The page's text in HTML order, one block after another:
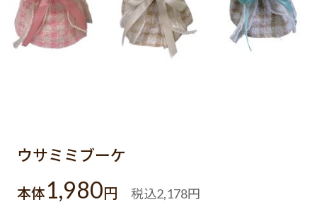
ウサミミブーケ
本体1,980円 税込2,178円